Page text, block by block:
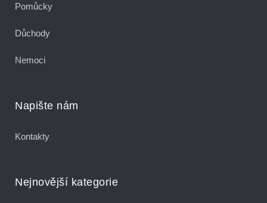
Pomůcky
Důchody
Nemoci
Napište nám
Kontakty
Nejnovější kategorie